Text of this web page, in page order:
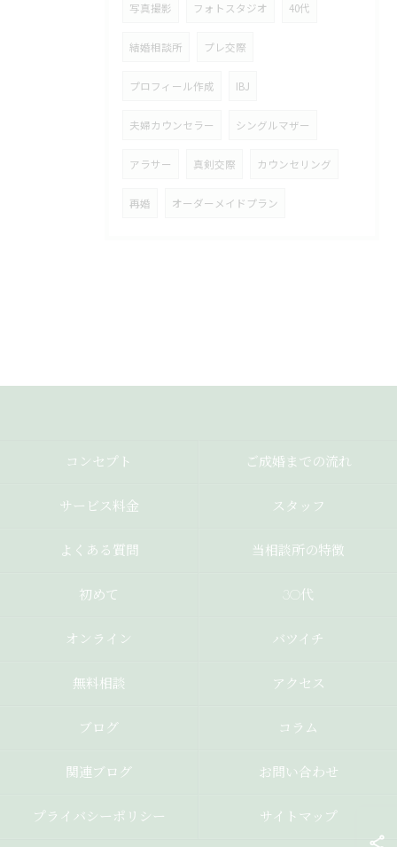
写真撮影 フォトスタジオ 40代
結婚相談所 プレ交際
プロフィール作成 IBJ
夫婦カウンセラー シングルマザー
アラサー 真剣交際 カウンセリング
再婚 オーダーメイドプラン
コンセプト ご成婚までの流れ
サービス料金 スタッフ
よくある質問 当相談所の特徴
初めて 30代
オンライン バツイチ
無料相談 アクセス
ブログ コラム
関連ブログ お問い合わせ
プライバシーポリシー サイトマップ